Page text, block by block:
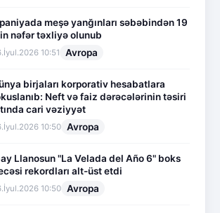
meşə yanğınları səbəbindən 19
nəfər təxliyə olunub
10:51 Avropa
birjaları korporativ hesabatlara
Neft və faiz dərəcələrinin təsiri
cari vəziyyət
10:50 Avropa
Llanosun "La Velada del Año 6" boks
rekordları alt-üst etdi
10:50 Avropa